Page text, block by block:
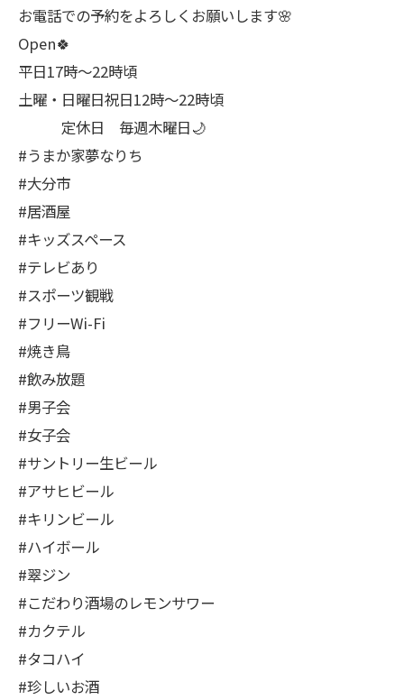
お電話での予約をよろしくお願いします🌸
Open🍀
平日17時～22時頃
土曜・日曜日祝日12時〜22時頃
定休日 毎週木曜日🌙
#うまか家夢なりち
#大分市
#居酒屋
#キッズスペース
#テレビあり
#スポーツ観戦
#フリーWi-Fi
#焼き鳥
#飲み放題
#男子会
#女子会
#サントリー生ビール
#アサヒビール
#キリンビール
#ハイボール
#翠ジン
#こだわり酒場のレモンサワー
#カクテル
#タコハイ
#珍しいお酒